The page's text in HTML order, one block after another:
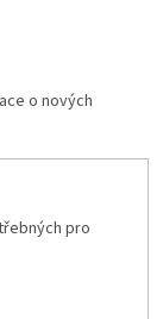
o nových
pro